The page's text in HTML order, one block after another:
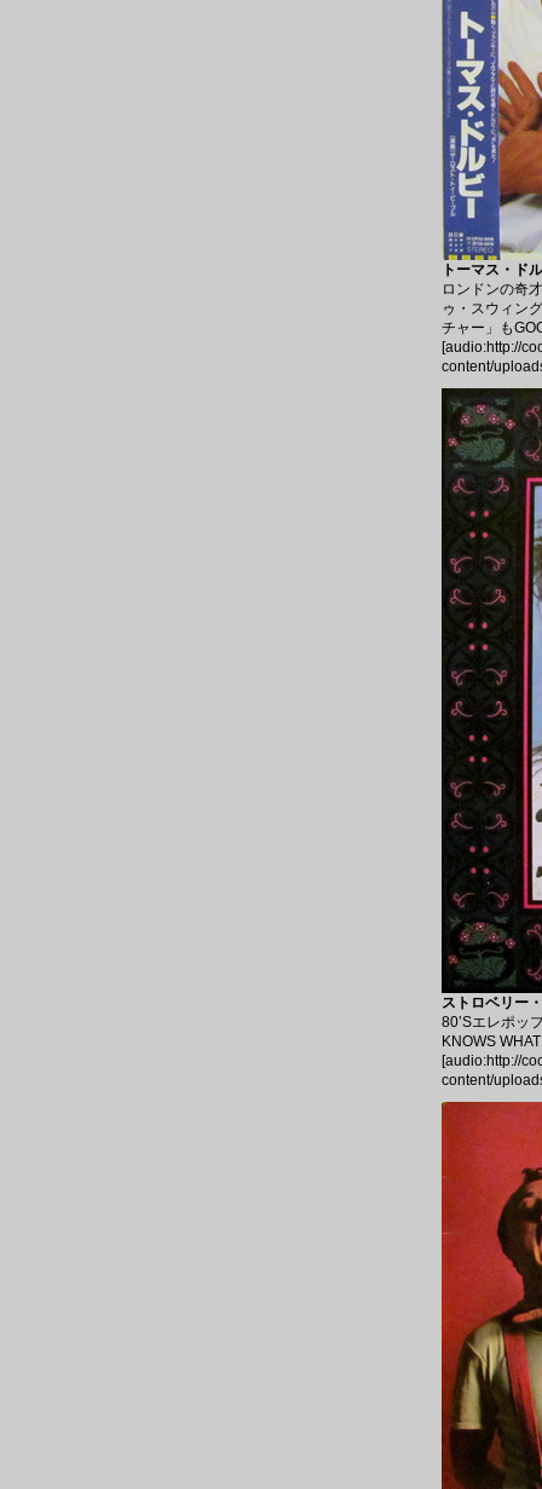
トーマス・ド
ロンドンの奇
ゥ・スウィン
チャー」も
[audio:http://
content/
ストロベリー
80’Sエレポッ
KNOWS
[audio:http://
content/